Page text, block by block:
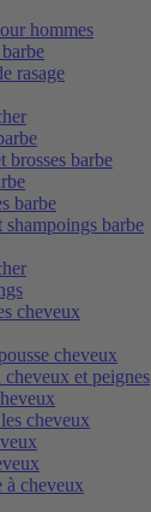
hommes
rasage
brosses barbe
barbe
shampoings barbe
cheveux
cheveux
cheveux et peignes
cheveux
à cheveux